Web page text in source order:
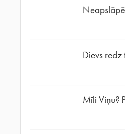
Dievs redz
Mīli Viņu?